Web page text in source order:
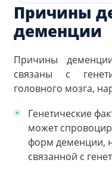
Причины
деменции
Причины
связаны с
головного мозга,
Генетические
может
форм деменции,
связанной с